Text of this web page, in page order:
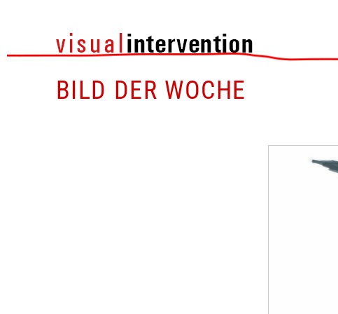
BILD DER WOCHE